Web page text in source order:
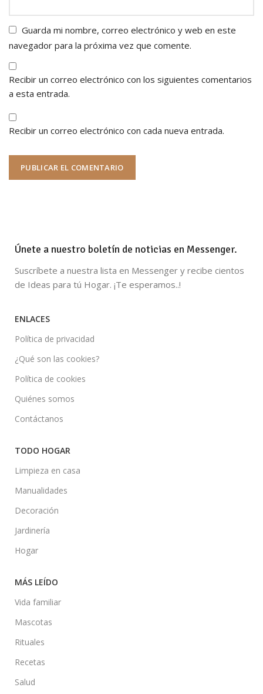
Guarda mi nombre, correo electrónico y web en este
navegador para la próxima vez que comente.
Recibir un correo electrónico con los siguientes comentarios
a esta entrada.
Recibir un correo electrónico con cada nueva entrada.
Únete a nuestro boletín de noticias en Messenger.
Suscríbete a nuestra lista en Messenger y recibe cientos
de Ideas para tú Hogar. ¡Te esperamos..!
ENLACES
Política de privacidad
¿Qué son las cookies?
Política de cookies
Quiénes somos
Contáctanos
TODO HOGAR
Limpieza en casa
Manualidades
Decoración
Jardinería
Hogar
MÁS LEÍDO
Vida familiar
Mascotas
Rituales
Recetas
Salud